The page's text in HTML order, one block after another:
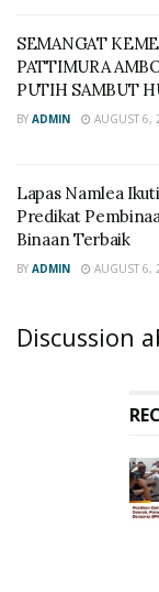
SEMANGAT
PATTIMURA
PUTIH SAMBUT
BY ADMIN AUGUST 6,
Lapas Namlea
Predikat
Binaan Terbaik
BY ADMIN AUGUST 6,
Discussion